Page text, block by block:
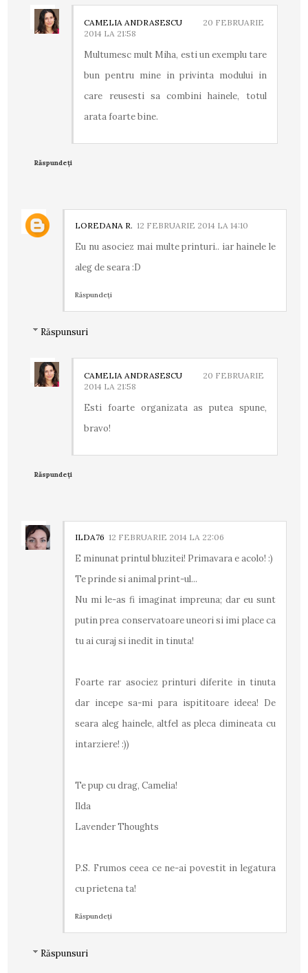
CAMELIA ANDRASESCU
20 FEBRUARIE
2014 LA 21:58
Multumesc mult Miha, esti un exemplu tare
bun pentru mine in privinta modului in
care reusesti sa combini hainele, totul
arata foarte bine.
Răspundeți
LOREDANA R. 12 FEBRUARIE 2014 LA 14:10
Eu nu asociez mai multe printuri.. iar hainele le
aleg de seara :D
Răspundeți
Răspunsuri
CAMELIA ANDRASESCU
20 FEBRUARIE
2014 LA 21:58
Esti foarte organizata as putea spune,
bravo!
Răspundeți
ILDA76 12 FEBRUARIE 2014 LA 22:06
E minunat printul bluzitei! Primavara e acolo! :)
Te prinde si animal print-ul...
Nu mi le-as fi imaginat impreuna; dar eu sunt
putin prea conservatoare uneori si imi place ca
tu ai curaj si inedit in tinuta!
Foarte rar asociez printuri diferite in tinuta
dar incepe sa-mi para ispititoare ideea! De
seara aleg hainele, altfel as pleca dimineata cu
intarziere! :))
Te pup cu drag, Camelia!
Ilda
Lavender Thoughts
P.S. Frumos ceea ce ne-ai povestit in legatura
cu prietena ta!
Răspundeți
Răspunsuri